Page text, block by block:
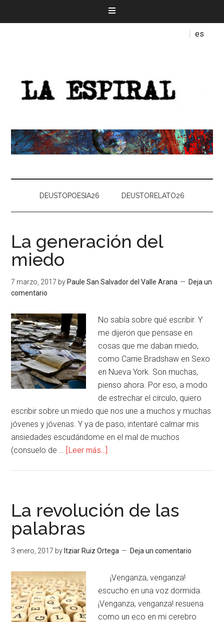
es
DEUSTOPOESIA26 DEUSTORELATO26
La generación del
miedo
7 marzo, 2017 by Paule San Salvador del Valle Arana
Deja un
comentario
No sabía sobre qué escribir. Y
me dijeron que pensase en
cosas que me daban miedo,
como Carrie Bradshaw en Sexo
en Nueva York. Son muchas,
pienso ahora. Por eso, a modo
de estrechar el círculo, quiero
escribir sobre un miedo que nos une a muchos y muchas
jóvenes y jóvenas. Y ya de paso, intentaré calmar mis
ansiedades escudándome en el mal de muchos
(consuelo de … [Leer más...]
La revolución de las
palabras
3 enero, 2017 by Itziar Ruiz Ortega Deja un comentario
¡Venganza, venganza!
escucho en una voz dormida.
¡Venganza, venganza! resuena
como un eco en mi cerebro